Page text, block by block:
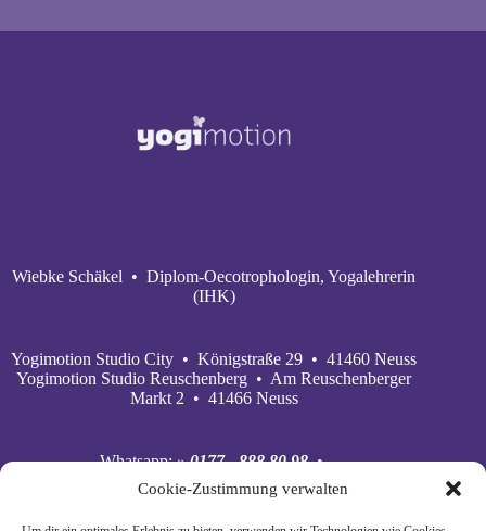
Cookie-Zustimmung verwalten
Wiebke Schäkel • Diplom-Oecotrophologin, Yogalehrerin
(IHK)
Yogimotion Studio City • Königstraße 29 • 41460 Neuss
Yogimotion Studio Reuschenberg • Am Reuschenberger
Markt 2 • 41466 Neuss
Whatsapp:» 0177 - 888 80 98•
Mobil:
» 0177 - 888 80 98
E‑Mail:» wiebke@yogimotion.de•